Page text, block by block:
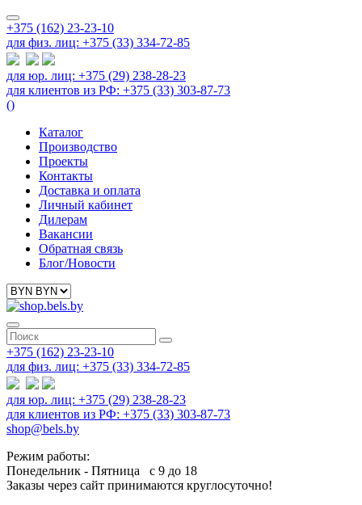
+375 (162) 23-23-10
для физ. лиц: +375 (33) 334-72-85
для юр. лиц: +375 (29) 238-28-23
для клиентов из РФ: +375 (33) 303-87-73
()
Каталог
Производство
Проекты
Контакты
Доставка и оплата
Личный кабинет
Дилерам
Вакансии
Обратная связь
Блог/Новости
+375 (162) 23-23-10
для физ. лиц: +375 (33) 334-72-85
для юр. лиц: +375 (29) 238-28-23
для клиентов из РФ: +375 (33) 303-87-73
shop@bels.by
Режим работы:
Понедельник - Пятница с 9 до 18
Заказы через сайт принимаются круглосуточно!